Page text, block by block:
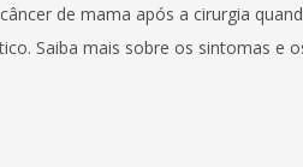
de mama após a cirurgia
Saiba mais sobre os sintomas e